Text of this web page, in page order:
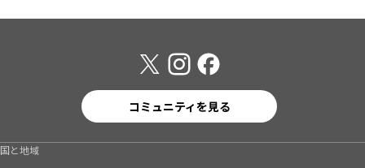
コミュニティを見る
国と地域